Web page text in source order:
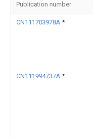
Publication number
CN111703978A *
CN111994737A *